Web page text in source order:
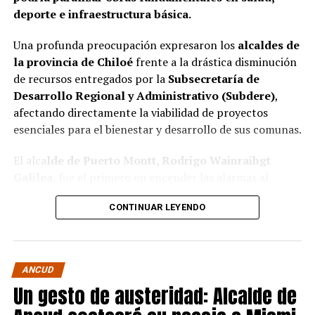
deporte e infraestructura básica.
Una profunda preocupación expresaron los alcaldes de
la provincia de Chiloéfrente a la drástica disminución
de recursos entregados por la Subsecretaría de
Desarrollo Regional y Administrativo (Subdere),
afectando directamente la viabilidad de proyectos
esenciales para el bienestar y desarrollo de sus comunas.
El alca lde de Puerto Montt, Rodrigo Wainraihgt
denunciar públicamente que la Subdere no cuenta con
fondos para financiar iniciativas del Programa de
Mejoramiento de Barrios (PMB), a pesar de que muchas
ya estaban declaradas elegibles.
historia, la Subdere no tiene recursos para estos
programas fundamentales”, afirmó el edil de la capital
CONTINUAR LEYENDO
ANCUD
Un gesto de austeridad: Alcalde de